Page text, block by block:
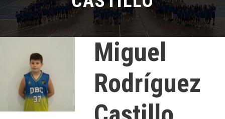
Miguel
Rodríguez